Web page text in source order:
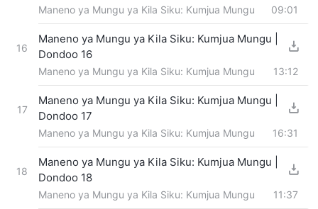
Maneno ya Mungu ya Kila Siku: Kumjua Mungu 09:01
16
Maneno ya Mungu ya Kila Siku: Kumjua Mungu |
Dondoo 16
Maneno ya Mungu ya Kila Siku: Kumjua Mungu 13:12
17
Maneno ya Mungu ya Kila Siku: Kumjua Mungu |
Dondoo 17
Maneno ya Mungu ya Kila Siku: Kumjua Mungu 16:31
18
Maneno ya Mungu ya Kila Siku: Kumjua Mungu |
Dondoo 18
Maneno ya Mungu ya Kila Siku: Kumjua Mungu 11:37